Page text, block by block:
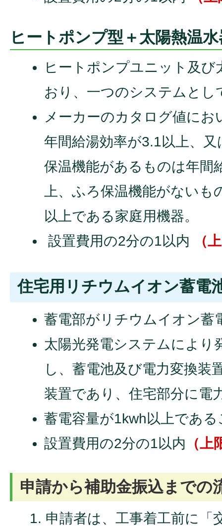
ヒートポンプ型＋太陽熱温
ヒートポンプユニット及び
おり、一つのシステムとし
メーカーのカタログ値にお
年間給湯効率が3.1以上、
保温機能があるものは年間
上、ふろ保温機能がない
以上である家庭用機器。
設置費用の2分の1以内
（
住宅用リチウムイオン蓄電
蓄電部がリチウムイオン蓄
太陽光発電システムにより
し、蓄電池及び電力変換装
装置であり、住宅部分に電
蓄電容量が1kwh以上である
設置費用の2分の1以内 （
申請から補助金振込までの
申請者は、工事着工前に「